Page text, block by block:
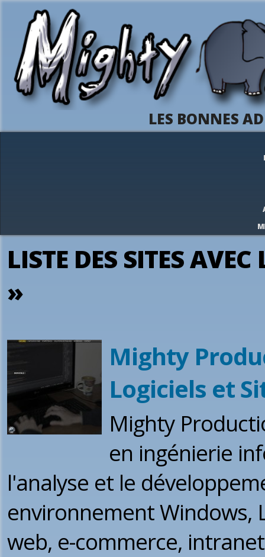
LES BONNES
LISTE DES SITES
»
Mighty
Logiciels et
Mighty
en ingénierie
l'analyse et le
environnement Windows,
web, e-commerce,